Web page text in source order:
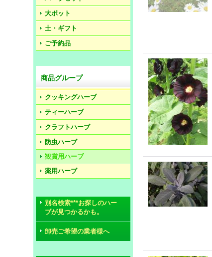
大ポット
土・ギフト
ご予約品
商品グループ
クッキングハーブ
ティーハーブ
クラフトハーブ
防虫ハーブ
観賞用ハーブ
薬用ハーブ
別名検索***お探しのハー
ブが見つかるかも。
卸売ご希望の業者様へ